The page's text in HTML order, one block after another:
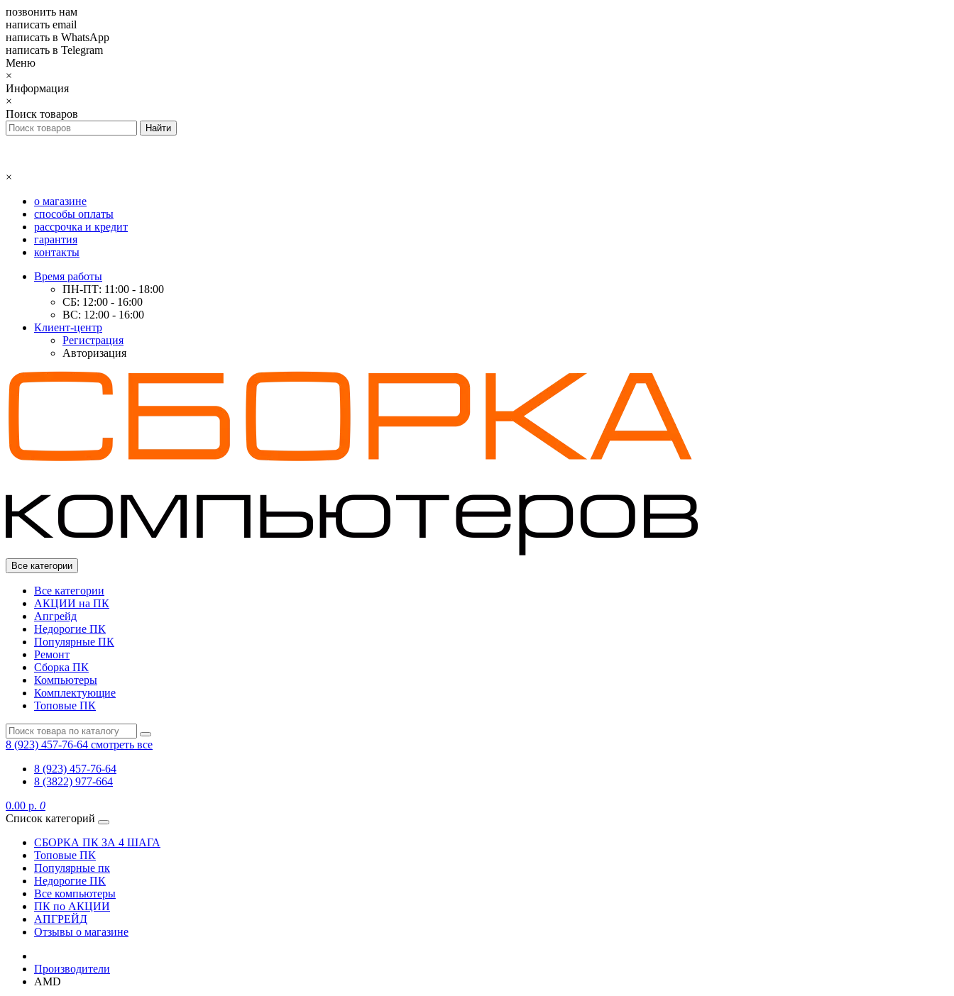
позвонить нам
написать email
написать в WhatsApp
написать в Telegram
Меню
×
Информация
×
Поиск товаров
×
о магазине
способы оплаты
рассрочка и кредит
гарантия
контакты
Время работы
ПН-ПТ: 11:00 - 18:00
СБ: 12:00 - 16:00
ВС: 12:00 - 16:00
Клиент-центр
Регистрация
Авторизация
Все категории
Все категории
АКЦИИ на ПК
Апгрейд
Недорогие ПК
Популярные ПК
Ремонт
Сборка ПК
Компьютеры
Комплектующие
Топовые ПК
8 (923) 457-76-64 смотреть все
8 (923) 457-76-64
8 (3822) 977-664
0.00 р. 0
Список категорий
СБОРКА ПК ЗА 4 ШАГА
Топовые ПК
Популярные пк
Недорогие ПК
Все компьютеры
ПК по АКЦИИ
АПГРЕЙД
Отзывы о магазине
Производители
AMD